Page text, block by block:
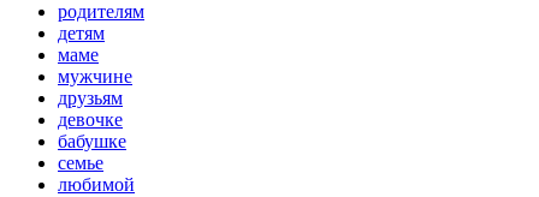
родителям
детям
маме
мужчине
друзьям
девочке
бабушке
семье
любимой